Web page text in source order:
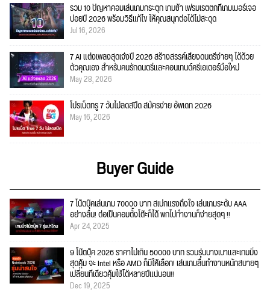
รวม 10 ปัญหาคอมเล่นเกมกระตุก เกมช้า เฟรมเรตตกที่เกมเมอร์เจอ
บ่อยปี 2026 พร้อมวิธีแก้ไข ให้คุณสนุกต่อได้ไม่สะดุด
Jul 16, 2026
7 AI แต่งเพลงสุดเจ๋งปี 2026 สร้างสรรค์เสียงดนตรีง่ายๆ ได้ด้วย
ตัวคุณเอง สำหรับคนรักดนตรีและคอนเทนต์ครีเอเตอร์มือใหม่
May 28, 2026
โปรเน็ตทรู 7 วันไม่ลดสปีด สมัครง่าย อัพเดท 2026
May 16, 2026
Buyer Guide
7 โน๊ตบุ๊คเล่นเกม 70000 บาท สเปกแรงถึงใจ เล่นเกมระดับ AAA
อย่างลื่น! ต่อเป็นคอมตั้งโต๊ะก็ได้ พกไปทำงานก็ง่ายสุดๆ !!
Apr 24, 2025
9 โน๊ตบุ๊ค 2026 ราคาไม่เกิน 50000 บาท รวมรุ่นบางเบาและเกมมิ่ง
สุดคุ้ม จะ Intel หรือ AMD ก็มีให้เลือก! เล่นเกมลื่นทำงานหนักสบายๆ
เปลี่ยนทีเดียวคุ้มใช้ได้หลายปีแน่นอน!!
Dec 19, 2025